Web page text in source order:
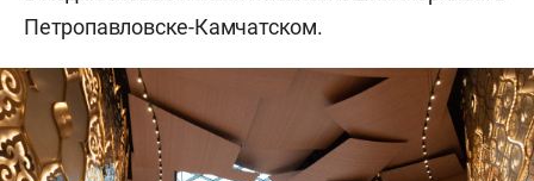
Петропавловске-Камчатском.